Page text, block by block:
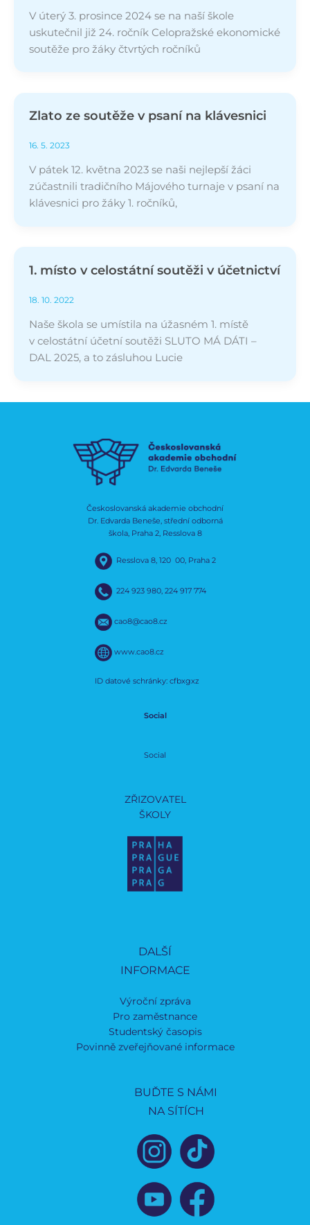
V úterý 3. prosince 2024 se na naší škole
uskutečnil již 24. ročník Celopražské ekonomické
soutěže pro žáky čtvrtých ročníků
Zlato ze soutěže v psaní na klávesnici
16. 5. 2023
V pátek 12. května 2023 se naši nejlepší žáci
zúčastnili tradičního Májového turnaje v psaní na
klávesnici pro žáky 1. ročníků,
1. místo v celostátní soutěži v účetnictví
18. 10. 2022
Naše škola se umístila na úžasném 1. místě
v celostátní účetní soutěži SLUTO MÁ DÁTI –
DAL 2025, a to zásluhou Lucie
Českoslovanská akademie obchodní
Dr. Edvarda Beneše, střední odborná
škola, Praha 2, Resslova 8
Resslova 8, 120 00, Praha 2
224 923 980, 224 917 774
cao8@cao8.cz
www.cao8.cz
ID datové schránky: cfbxgxz
Social
Social
ZŘIZOVATEL
ŠKOLY
DALŠÍ
INFORMACE
Výroční zpráva
Pro zaměstnance
Studentský časopis
Povinně zveřejňované informace
BUĎTE S NÁMI
NA SÍTÍCH